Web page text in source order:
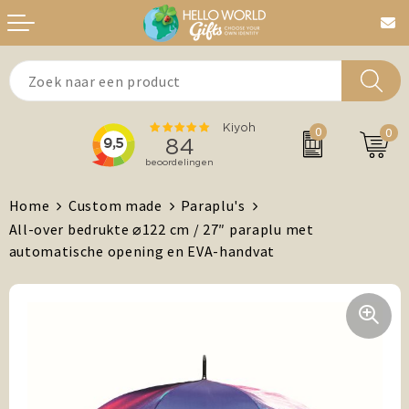
0 0
Agenda's + Kalenders
Auto en Fiets
Antistress artikelen
Feest / Festival artikelen
Beurzen & Events
Chocolade
Dag van de Zorg
MVO/Duurzame geschenken
Home Custom made
Paraplu's
All-over bedrukte ⌀122 cm / 27″ paraplu met
automatische opening en EVA-handvat